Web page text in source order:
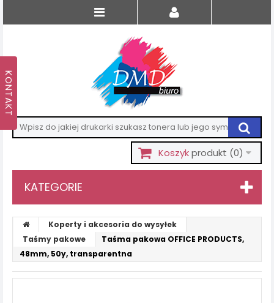
Koszykprodukt (0)
KATEGORIE
Koperty i akcesoria do wysyłek
Taśmy pakowe
Taśma pakowa OFFICE PRODUCTS,
48mm, 50y, transparentna